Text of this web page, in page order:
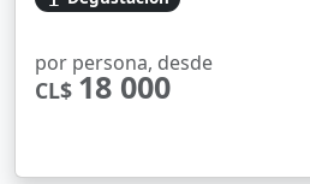
por persona, desde
CL$ 18 000